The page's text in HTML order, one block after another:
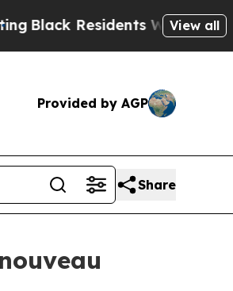
Residents Warned of Abusive
View all
Provided by AGP
Share